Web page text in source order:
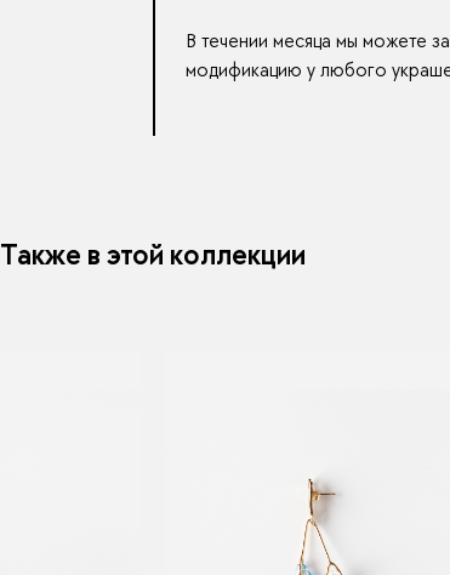
В течении месяца мы можете
модификацию у любого
Также в этой коллекции